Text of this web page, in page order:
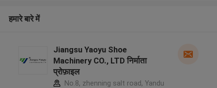
हमारे बारे में
Jiangsu Yaoyu Shoe
Machinery CO., LTD निर्माता
प्रोफ़ाइल
No.8, zhenning salt road, Yandu